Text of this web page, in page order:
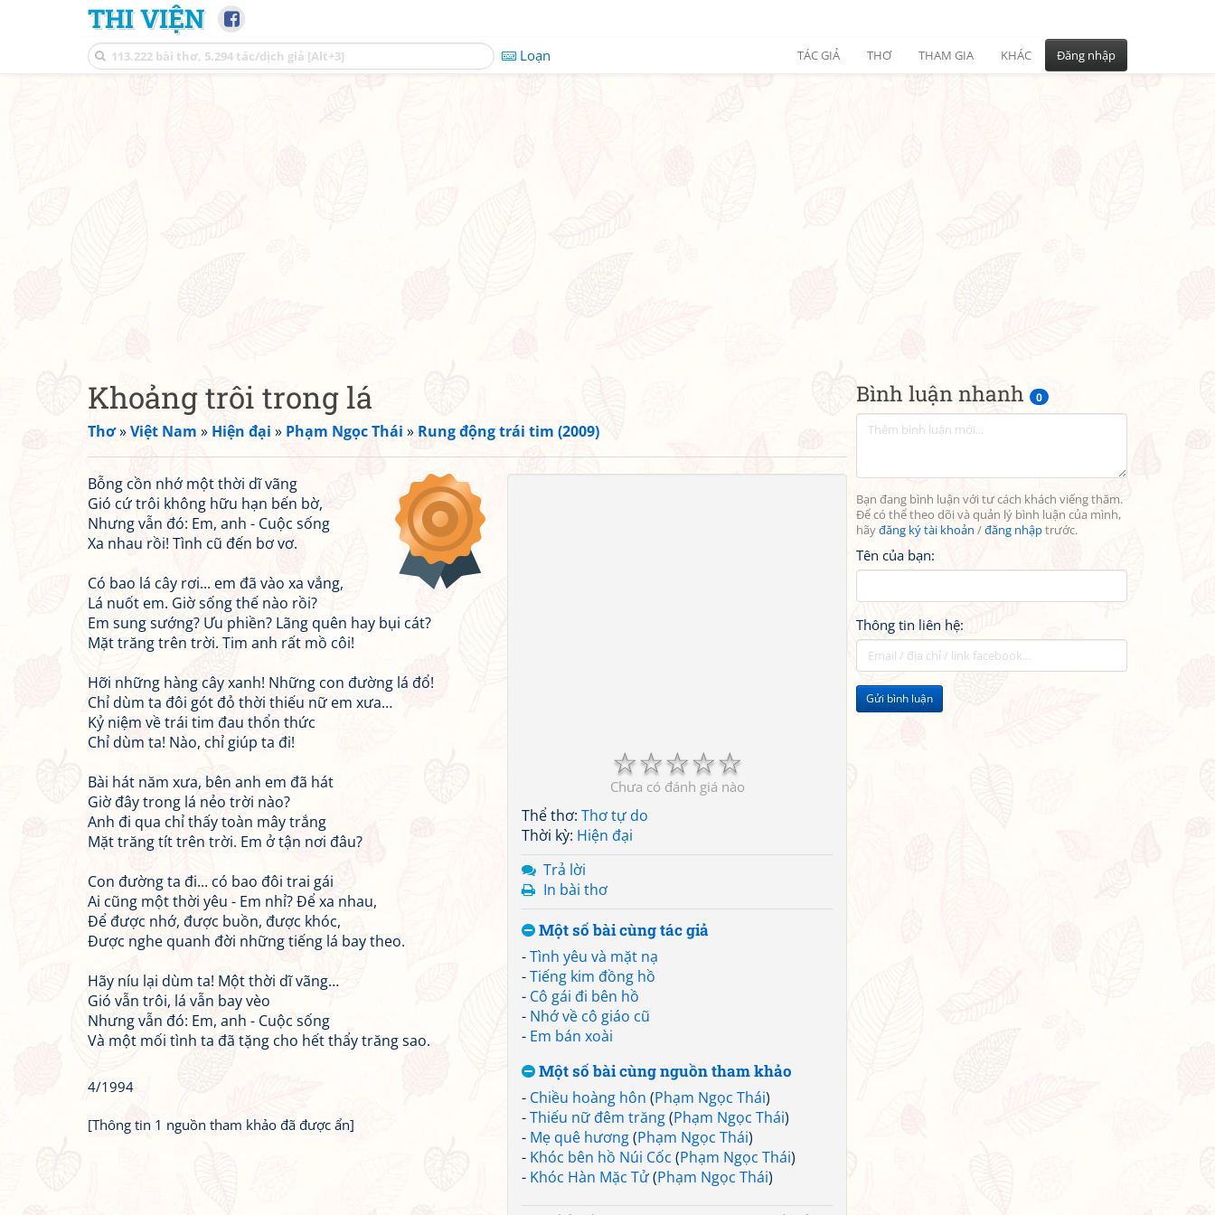
THI VIỆN
Loạn TÁC GIẢ THƠ THAM GIA KHÁC Đăng nhập
Bình luận nhanh 0
Bạn đang bình luận với tư cách khách viếng thăm.
Để có thể theo dõi và quản lý bình luận của mình,
hãyđăng ký tài khoản /đăng nhậptrước.
Tên của bạn:
Thông tin liên hệ:
Gửi bình luận
Khoảng trôi trong lá
Thơ»Việt Nam » Hiện đại » Phạm Ngọc Thái » Rung động trái tim (2009)
☆
☆
☆
☆
☆
Chưa có đánh giá nào
Thể thơ: Thơ tự do
Thời kỳ: Hiện đại
Trả lời
In bài thơ
Một số bài cùng tác giả
-Tình yêu và mặt nạ
-Tiếng kim đồng hồ
- Cô gái đi bên hồ
- Nhớ về cô giáo cũ
- Em bán xoài
Một số bài cùng nguồn tham khảo
- Chiều hoàng hôn (Phạm Ngọc Thái)
-Thiếu nữ đêm trăng(Phạm Ngọc Thái)
- Mẹ quê hương(Phạm Ngọc Thái)
- Khóc bên hồ Núi Cốc (Phạm Ngọc Thái)
- Khóc Hàn Mặc Tử(Phạm Ngọc Thái)
Bỗng cồn nhớ một thời dĩ vãng
Gió cứ trôi không hữu hạn bến bờ,
Nhưng vẫn đó: Em, anh - Cuộc sống
Xa nhau rồi! Tình cũ đến bơ vơ.
Có bao lá cây rơi... em đã vào xa vắng,
Lá nuốt em. Giờ sống thế nào rồi?
Em sung sướng? Ưu phiền? Lãng quên hay bụi cát?
Mặt trăng trên trời. Tim anh rất mồ côi!
Hỡi những hàng cây xanh! Những con đường lá đổ!
Chỉ dùm ta đôi gót đỏ thời thiếu nữ em xưa…
Kỷ niệm về trái tim đau thổn thức
Chỉ dùm ta! Nào, chỉ giúp ta đi!
Bài hát năm xưa, bên anh em đã hát
Giờ đây trong lá nẻo trời nào?
Anh đi qua chỉ thấy toàn mây trắng
Mặt trăng tít trên trời. Em ở tận nơi đâu?
Con đường ta đi... có bao đôi trai gái
Ai cũng một thời yêu - Em nhỉ? Để xa nhau,
Để được nhớ, được buồn, được khóc,
Được nghe quanh đời những tiếng lá bay theo.
Hãy níu lại dùm ta! Một thời dĩ vãng…
Gió vẫn trôi, lá vẫn bay vèo
Nhưng vẫn đó: Em, anh - Cuộc sống
Và một mối tình ta đã tặng cho hết thẩy trăng sao.
4/1994
[Thông tin 1 nguồn tham khảo đã được ẩn]